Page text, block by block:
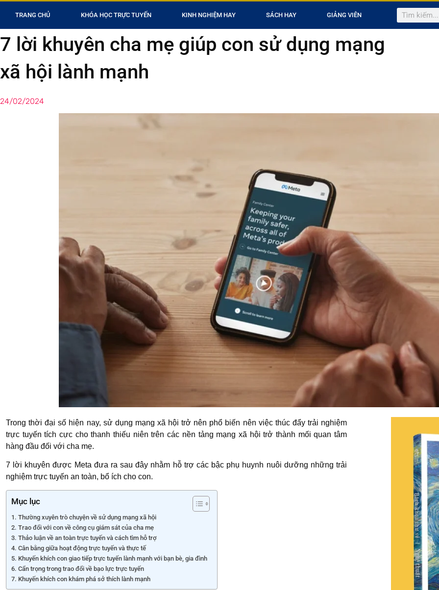
TRANG CHỦ KHÓA HỌC TRỰC TUYẾN KINH NGHIỆM HAY SÁCH HAY GIẢNG VIÊN
7 lời khuyên cha mẹ giúp con sử dụng mạng
xã hội lành mạnh
24/02/2024
Trong thời đại số hiện nay, sử dụng mạng xã hội trở nên phổ biến nên việc thúc đẩy trải nghiệm
trực tuyến tích cực cho thanh thiếu niên trên các nền tảng mạng xã hội trở thành mối quan tâm
hàng đầu đối với cha mẹ.
7 lời khuyên được Meta đưa ra sau đây nhằm hỗ trợ các bậc phụ huynh nuôi dưỡng những trải
nghiệm trực tuyến an toàn, bổ ích cho con.
Mục lục
Thường xuyên trò chuyện về sử dụng mạng xã hội
Trao đổi với con về công cụ giám sát của cha mẹ
Thảo luận về an toàn trực tuyến và cách tìm hỗ trợ
Cân bằng giữa hoạt động trực tuyến và thực tế
Khuyến khích con giao tiếp trực tuyến lành mạnh với bạn bè, gia đình
Cẩn trọng trong trao đổi về bạo lực trực tuyến
Khuyến khích con khám phá sở thích lành mạnh